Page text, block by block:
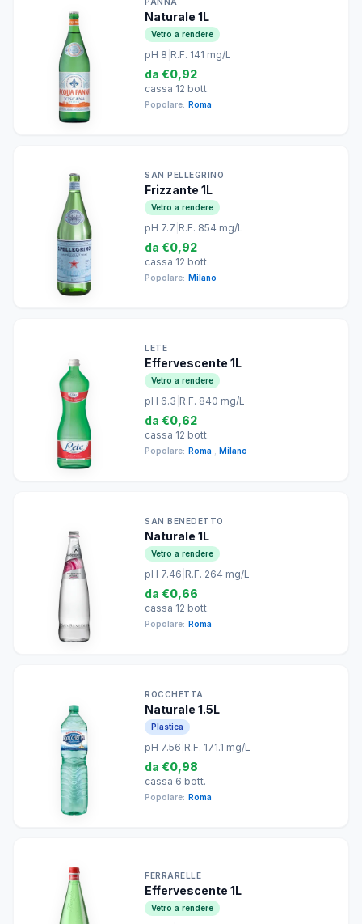
Naturale 1L
Vetro a rendere
pH 8 R.F. 141 mg/L
da €0,92
cassa 12 bott.
Popolare: Roma
SAN PELLEGRINO
Frizzante 1L
Vetro a rendere
pH 7.7 R.F. 854 mg/L
da €0,92
cassa 12 bott.
Popolare: Milano
LETE
Effervescente 1L
Vetro a rendere
pH 6.3 R.F. 840 mg/L
da €0,62
cassa 12 bott.
Popolare: Roma Milano
SAN BENEDETTO
Naturale 1L
Vetro a rendere
pH 7.46 R.F. 264 mg/L
da €0,66
cassa 12 bott.
Popolare: Roma
ROCCHETTA
Naturale 1.5L
Plastica
pH 7.56 R.F. 171.1 mg/L
da €0,98
cassa 6 bott.
Popolare: Roma
FERRARELLE
Effervescente 1L
Vetro a rendere